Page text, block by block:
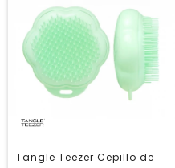
Tangle Teezer Cepillo de